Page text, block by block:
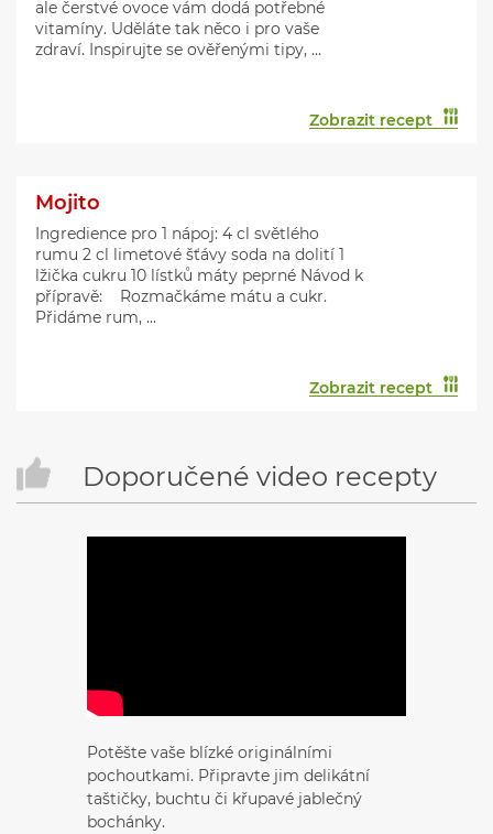
ale čerstvé ovoce vám dodá potřebné
vitamíny. Uděláte tak něco i pro vaše
zdraví. Inspirujte se ověřenými tipy, ...
Zobrazit recept
Mojito
Ingredience pro 1 nápoj: 4 cl světlého
rumu 2 cl limetové šťávy soda na dolití 1
lžička cukru 10 lístků máty peprné Návod k
přípravě: Rozmačkáme mátu a cukr.
Přidáme rum, ...
Zobrazit recept
Doporučené video recepty
Potěšte vaše blízké originálními
pochoutkami. Připravte jim delikátní
taštičky, buchtu či křupavé jablečný
bochánky.